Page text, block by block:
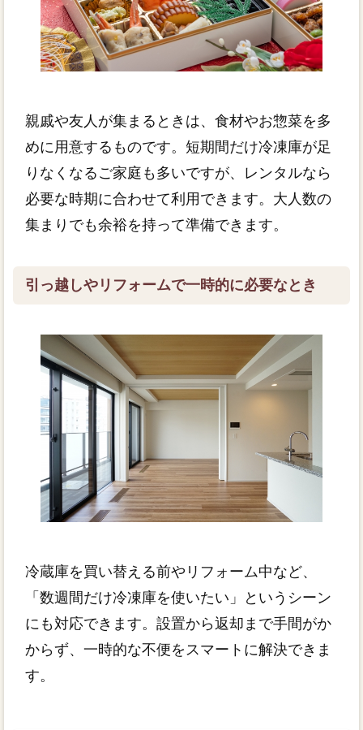
親戚や友人が集まるときは、食材やお惣菜を多
めに用意するものです。短期間だけ冷凍庫が足
りなくなるご家庭も多いですが、レンタルなら
必要な時期に合わせて利用できます。大人数の
集まりでも余裕を持って準備できます。
引っ越しやリフォームで一時的に必要なとき
冷蔵庫を買い替える前やリフォーム中など、
「数週間だけ冷凍庫を使いたい」というシーン
にも対応できます。設置から返却まで手間がか
からず、一時的な不便をスマートに解決できま
す。